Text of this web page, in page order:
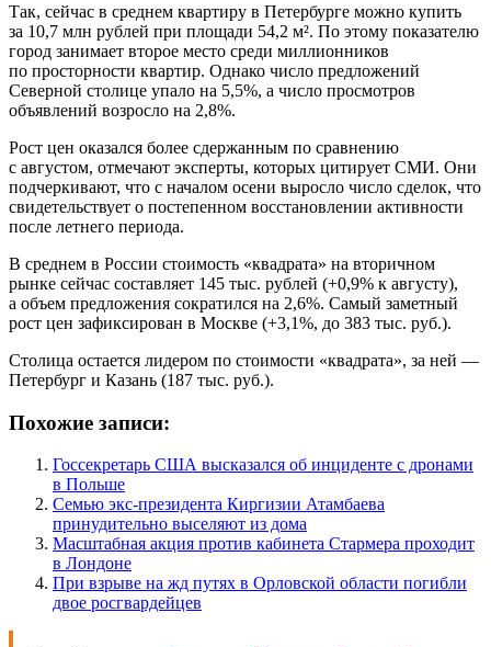
Так, сейчас в среднем квартиру в Петербурге можно купить
за 10,7 млн рублей при площади 54,2 м². По этому показателю
город занимает второе место среди миллионников
по просторности квартир. Однако число предложений
Северной столице упало на 5,5%, а число просмотров
объявлений возросло на 2,8%.
Рост цен оказался более сдержанным по сравнению
с августом, отмечают эксперты, которых цитирует СМИ. Они
подчеркивают, что с началом осени выросло число сделок, что
свидетельствует о постепенном восстановлении активности
после летнего периода.
В среднем в России стоимость «квадрата» на вторичном
рынке сейчас составляет 145 тыс. рублей (+0,9% к августу),
а объем предложения сократился на 2,6%. Самый заметный
рост цен зафиксирован в Москве (+3,1%, до 383 тыс. руб.).
Столица остается лидером по стоимости «квадрата», за ней —
Петербург и Казань (187 тыс. руб.).
Похожие записи:
Госсекретарь США высказался об инциденте с дронами
в Польше
Семью экс-президента Киргизии Атамбаева
принудительно выселяют из дома
Масштабная акция против кабинета Стармера проходит
в Лондоне
При взрыве на жд путях в Орловской области погибли
двое росгвардейцев